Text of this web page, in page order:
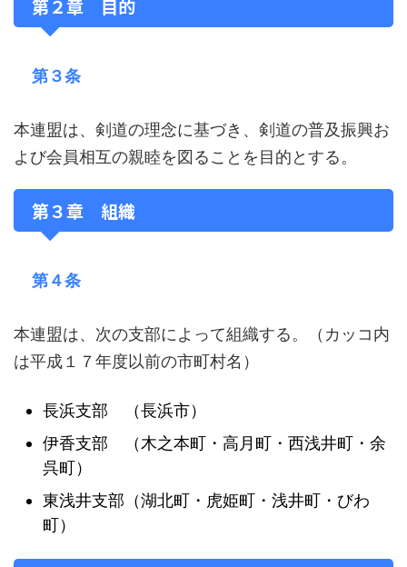
第２章 目的
第３条
本連盟は、剣道の理念に基づき、剣道の普及振興お
よび会員相互の親睦を図ることを目的とする。
第３章 組織
第４条
本連盟は、次の支部によって組織する。（カッコ内
は平成１７年度以前の市町村名）
長浜支部 （長浜市）
伊香支部 （木之本町・高月町・西浅井町・余
呉町）
東浅井支部（湖北町・虎姫町・浅井町・びわ
町）